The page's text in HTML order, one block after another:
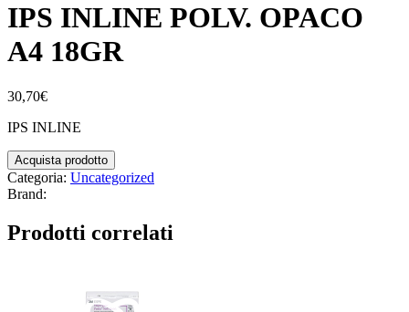
IPS INLINE POLV. OPACO
A4 18GR
30,70€
IPS INLINE
Acquista prodotto
Categoria: Uncategorized
Brand:
Prodotti correlati